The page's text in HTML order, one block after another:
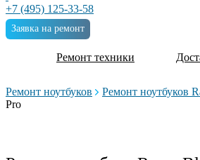
+7 (495) 125-33-58
Заявка на ремонт
Ремонт техники
Ремонт ноутбуков Ремонт ноутбуков
Pro